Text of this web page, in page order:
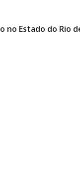
Estado do Rio